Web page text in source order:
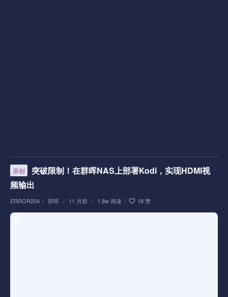
原创
突破限制！在群晖NAS上部署Kodi，实现HDMI视
频输出
ERROR204 / 群晖 / 11 月前 / 1.8w 阅读 / 18 赞